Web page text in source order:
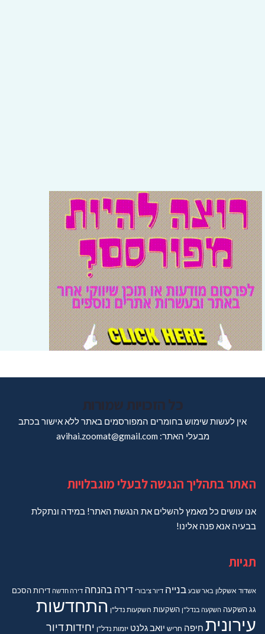
כל הזכויות שמורות
אין לעשות שימוש בחומרים המפורסמים באתר ללא אישור בכתב
מבעלי האתר: avihai.zoomat@gmail.com
האתר בתהליך הנגשה לבעלי מוגבלויות
אנו עושים כל מאמץ להשלים את הנגשת האתר! במידה ונתקלת
בבעיה אנא פנה אלינו!
תגיות
אשדוד אשקלון באר שבע בנייה דיור ציבורי דירה בהנחה דירה חדשה דירותהסכם
גגהשקעה השקעה בנדל"ן השקעות השקעות נדל"ן התחדשות
עירונית חיפה חריש יואב גלנט יזמות נדל"ן יחידות דיור